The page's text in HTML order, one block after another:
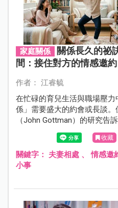
家庭關係
關係長久的祕
間：接住對方的情感邀
作者： 江睿毓
在忙碌的育兒生活與職場壓
係」需要盛大的約會或長談
（John Gottman）的研究告
能走一輩子的，其實隱藏在
互動裡。這些動作被稱為「
請，也是愛情的防線。
收藏
關鍵字： 夫妻相處、情感邀
小事